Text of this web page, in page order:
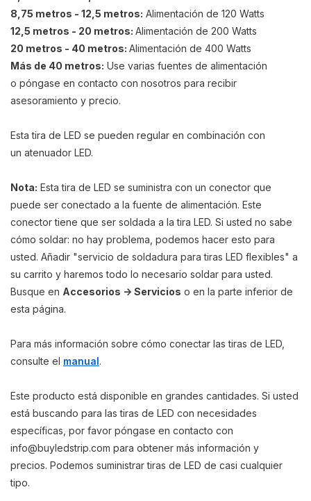
8,75 metros - 12,5 metros: Alimentación de 120 Watts
12,5 metros - 20 metros: Alimentación de 200 Watts
20 metros - 40 metros: Alimentación de 400 Watts
Más de 40 metros: Use varias fuentes de alimentación
o póngase en contacto con nosotros para recibir
asesoramiento y precio.
Esta tira de LED se pueden regular en combinación con
un atenuador LED.
Nota: Esta tira de LED se suministra con un conector que
puede ser conectado a la fuente de alimentación. Este
conector tiene que ser soldada a la tira LED. Si usted no sabe
cómo soldar: no hay problema, podemos hacer esto para
usted. Añadir "servicio de soldadura para tiras LED flexibles" a
su carrito y haremos todo lo necesario soldar para usted.
Busque en Accesorios -> Servicios o en la parte inferior de
esta página.
Para más información sobre cómo conectar las tiras de LED,
consulte el manual.
Este producto está disponible en grandes cantidades. Si usted
está buscando para las tiras de LED con necesidades
específicas, por favor póngase en contacto con
info@buyledstrip.com para obtener más información y
precios. Podemos suministrar tiras de LED de casi cualquier
tipo.